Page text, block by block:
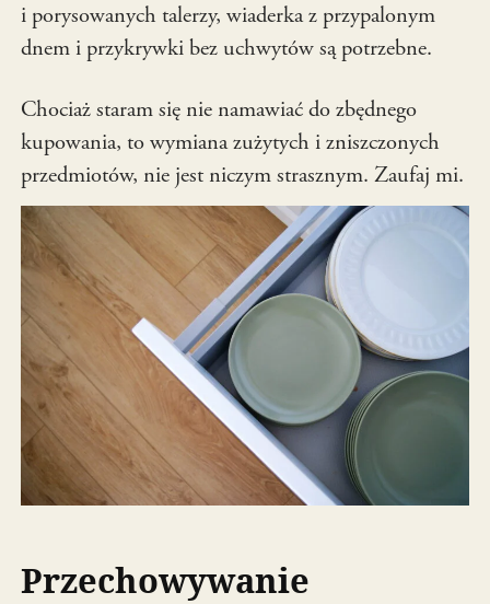
i porysowanych talerzy, wiaderka z przypalonym
dnem i przykrywki bez uchwytów są potrzebne.
Chociaż staram się nie namawiać do zbędnego
kupowania, to wymiana zużytych i zniszczonych
przedmiotów, nie jest niczym strasznym. Zaufaj mi.
Przechowywanie